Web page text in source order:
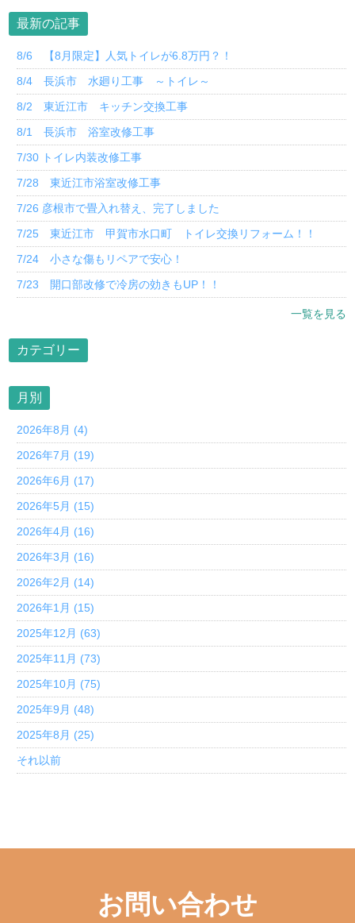
最新の記事
8/6 【8月限定】人気トイレが6.8万円？！
8/4 長浜市 水廻り工事 ～トイレ～
8/2 東近江市 キッチン交換工事
8/1 長浜市 浴室改修工事
7/30 トイレ内装改修工事
7/28 東近江市浴室改修工事
7/26 彦根市で畳入れ替え、完了しました
7/25 東近江市 甲賀市水口町 トイレ交換リフォーム！！
7/24 小さな傷もリペアで安心！
7/23 開口部改修で冷房の効きもUP！！
一覧を見る
カテゴリー
月別
2026年8月 (4)
2026年7月 (19)
2026年6月 (17)
2026年5月 (15)
2026年4月 (16)
2026年3月 (16)
2026年2月 (14)
2026年1月 (15)
2025年12月 (63)
2025年11月 (73)
2025年10月 (75)
2025年9月 (48)
2025年8月 (25)
それ以前
お問い合わせ